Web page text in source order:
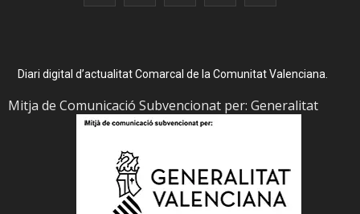
Diari digital d’actualitat Comarcal de la Comunitat Valenciana.
Mitja de Comunicació Subvencionat per: Generalitat